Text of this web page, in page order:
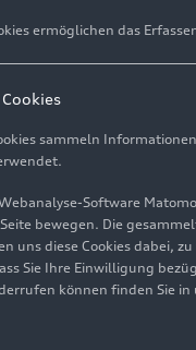
Datenschutz
vorbehalten.
ermöglichen das
sammeln
Software
bewegen. Die
uns diese Cookies dabei,
Sie Ihre Einwilligung
können finden Sie in